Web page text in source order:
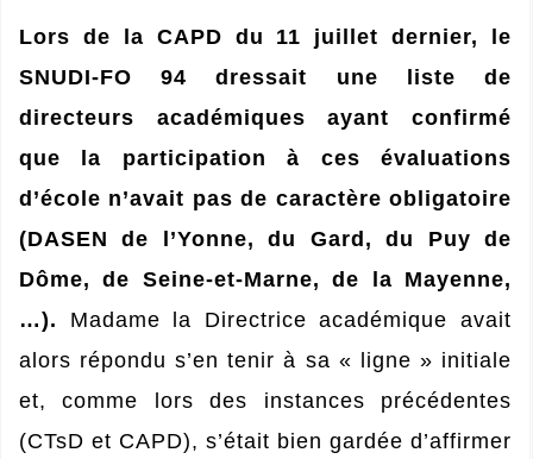
Lors de la CAPD du 11 juillet dernier, le
SNUDI-FO 94 dressait une liste de
directeurs académiques ayant confirmé
que la participation à ces évaluations
d’école n’avait pas de caractère obligatoire
(DASEN de l’Yonne, du Gard, du Puy de
Dôme, de Seine-et-Marne, de la Mayenne,
…). Madame la Directrice académique avait
alors répondu s’en tenir à sa « ligne » initiale
et, comme lors des instances précédentes
(CTsD et CAPD), s’était bien gardée d’affirmer